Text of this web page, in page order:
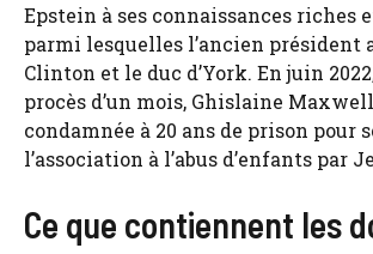
Epstein à ses connaissances riches
parmi lesquelles l’ancien
Clinton et le duc d’York. En juin
procès d’un mois, Ghislaine
condamnée à 20 ans de prison pour
l’association à l’abus d’enfants par
Ce que contiennent les